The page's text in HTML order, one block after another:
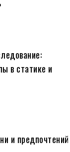
в статике и
и предпочтений